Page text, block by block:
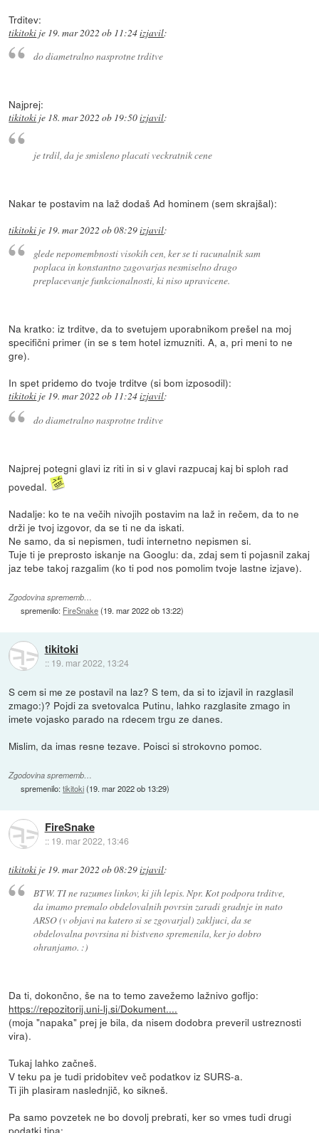
Trditev:
tikitoki je 19. mar 2022 ob 11:24izjavil:
do diametralno nasprotne trditve
Najprej:
tikitoki je 18. mar 2022 ob 19:50izjavil:
je trdil, da je smisleno placati veckratnik cene
Nakar te postavim na laž dodaš Ad hominem (sem skrajšal):
tikitoki je 19. mar 2022 ob 08:29izjavil:
glede nepomembnosti visokih cen, ker se ti racunalnik sam
poplaca in konstantno zagovarjas nesmiselno drago
preplacevanje funkcionalnosti, ki niso upravicene.
Na kratko: iz trditve, da to svetujem uporabnikom prešel na moj
specifični primer (in se s tem hotel izmuzniti. A, a, pri meni to ne
gre).
In spet pridemo do tvoje trditve (si bom izposodil):
tikitoki je 19. mar 2022 ob 11:24izjavil:
do diametralno nasprotne trditve
Najprej potegni glavi iz riti in si v glavi razpucaj kaj bi sploh rad
povedal.
Nadalje: ko te na večih nivojih postavim na laž in rečem, da to ne
drži je tvoj izgovor, da se ti ne da iskati.
Ne samo, da si nepismen, tudi internetno nepismen si.
Tuje ti je preprosto iskanje na Googlu: da, zdaj sem ti pojasnil zakaj
jaz tebe takoj razgalim (ko ti pod nos pomolim tvoje lastne izjave).
Zgodovina sprememb…
spremenilo: FireSnake(19. mar 2022 ob 13:22)
tikitoki
:: 19. mar 2022, 13:24
S cem si me ze postavil na laz? S tem, da si to izjavil in razglasil
zmago:)? Pojdi za svetovalca Putinu, lahko razglasite zmago in
imete vojasko parado na rdecem trgu ze danes.
Mislim, da imas resne tezave. Poisci si strokovno pomoc.
Zgodovina sprememb…
spremenilo:tikitoki(19. mar 2022 ob 13:29)
FireSnake
:: 19. mar 2022, 13:46
tikitoki je 19. mar 2022 ob 08:29izjavil:
BTW. TI ne razumes linkov, ki jih lepis. Npr. Kot podpora trditve,
da imamo premalo obdelovalnih povrsin zaradi gradnje in nato
ARSO (v objavi na katero si se zgovarjal) zakljuci, da se
obdelovalna povrsina ni bistveno spremenila, ker jo dobro
ohranjamo. :)
Da ti, dokončno, še na to temo zavežemo lažnivo gofljo:
https://repozitorij.uni-lj.si/Dokument....
(moja "napaka" prej je bila, da nisem dodobra preveril ustreznosti
vira).
Tukaj lahko začneš.
V teku pa je tudi pridobitev več podatkov iz SURS-a.
Ti jih plasiram naslednjič, ko sikneš.
Pa samo povzetek ne bo dovolj prebrati, ker so vmes tudi drugi